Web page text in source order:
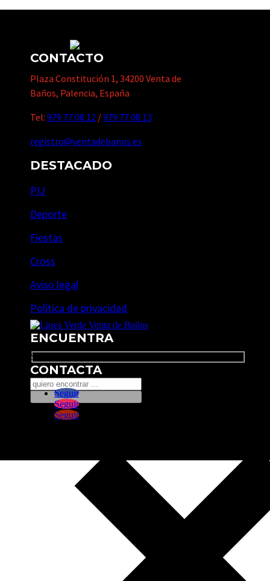
CONTACTO
Plaza Constitución 1, 34200 Venta de
Baños, Palencia, España
Tel: 979 77 08 12 /979 77 08 13
registro@ventadebanos.es
DESTACADO
PIJ
Deporte
Fiestas
Cross
Aviso legal
Política de privacidad
ENCUENTRA
Search
CONTACTA
Seguir
Seguir
Seguir